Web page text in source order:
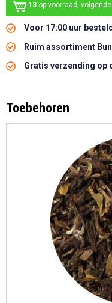
13 op voorraad,
Voor 17:00 uur
Ruim assortiment
Gratis verzending op
Toebehoren